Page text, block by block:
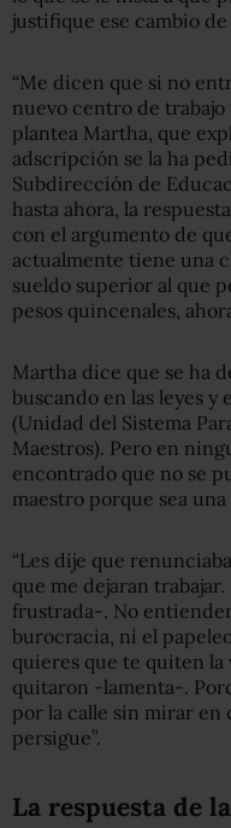
justifique ese cambio
“Me dicen que si no
nuevo centro de trabajo
plantea Martha, que
adscripción se la ha
Subdirección de
hasta ahora, la
con el argumento de
actualmente tiene una
sueldo superior al que
pesos quincenales,
Martha dice que se ha
buscando en las leyes y
(Unidad del Sistema
Maestros). Pero en
encontrado que no se
maestro porque sea
“Les dije que
que me dejaran
frustrada-. No
burocracia, ni el
quieres que te quiten la
quitaron -lamenta-.
por la calle sin mirar en
persigue”.
La respuesta de